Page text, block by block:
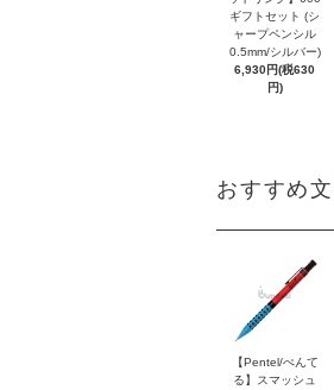
ギフトセット (シ
ャープペンシル
0.5mm/シルバー)
6,930円(税630
円)
おすすめ
【Pentel/ぺんて
る】スマッシュ